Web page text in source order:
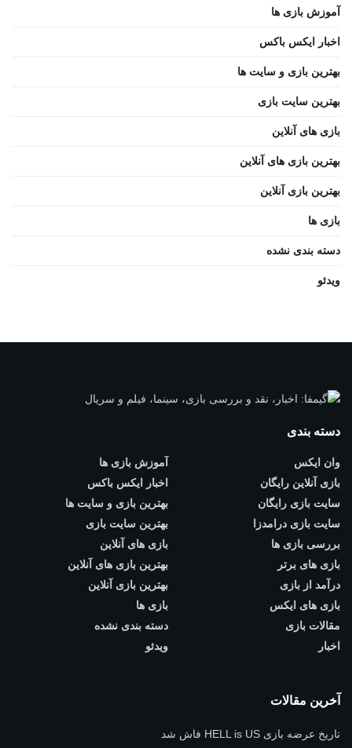
آموزش بازی ها
اخبار ایکس باکس
بهترین بازی و سایت ها
بهترین سایت بازی
بازی های آنلاین
بهترین بازی های آنلاین
بهترین بازی آنلاین
بازی ها
دسته بندی نشده
ویدئو
دسته بندی
وان ایکس
بازی آنلاین رایگان
سایت بازی رایگان
سایت بازی درامدزا
بررسی بازی ها
بازی های برتر
درآمد از بازی
بازی های ایکس
مقالات بازی
اخبار
آموزش بازی ها
اخبار ایکس باکس
بهترین بازی و سایت ها
بهترین سایت بازی
بازی های آنلاین
بهترین بازی های آنلاین
بهترین بازی آنلاین
بازی ها
دسته بندی نشده
ویدئو
آخرین مقالات
تاریخ عرضه بازی HELL is US فاش شد